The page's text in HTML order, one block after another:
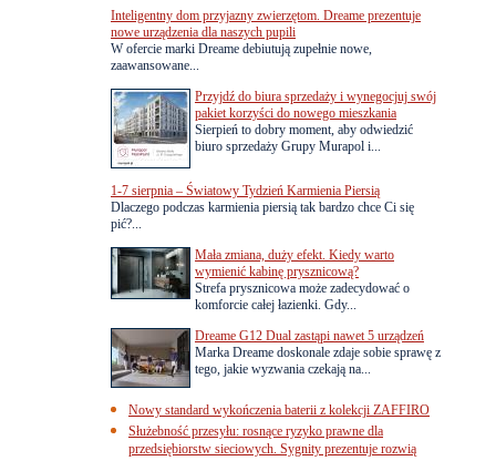
Inteligentny dom przyjazny zwierzętom. Dreame prezentuje
nowe urządzenia dla naszych pupili
W ofercie marki Dreame debiutują zupełnie nowe,
zaawansowane...
Przyjdź do biura sprzedaży i wynegocjuj swój
pakiet korzyści do nowego mieszkania
Sierpień to dobry moment, aby odwiedzić
biuro sprzedaży Grupy Murapol i...
1-7 sierpnia – Światowy Tydzień Karmienia Piersią
Dlaczego podczas karmienia piersią tak bardzo chce Ci się
pić?...
Mała zmiana, duży efekt. Kiedy warto
wymienić kabinę prysznicową?
Strefa prysznicowa może zadecydować o
komforcie całej łazienki. Gdy...
Dreame G12 Dual zastąpi nawet 5 urządzeń
Marka Dreame doskonale zdaje sobie sprawę z
tego, jakie wyzwania czekają na...
Nowy standard wykończenia baterii z kolekcji ZAFFIRO
Służebność przesyłu: rosnące ryzyko prawne dla
przedsiębiorstw sieciowych. Sygnity prezentuje rozwią